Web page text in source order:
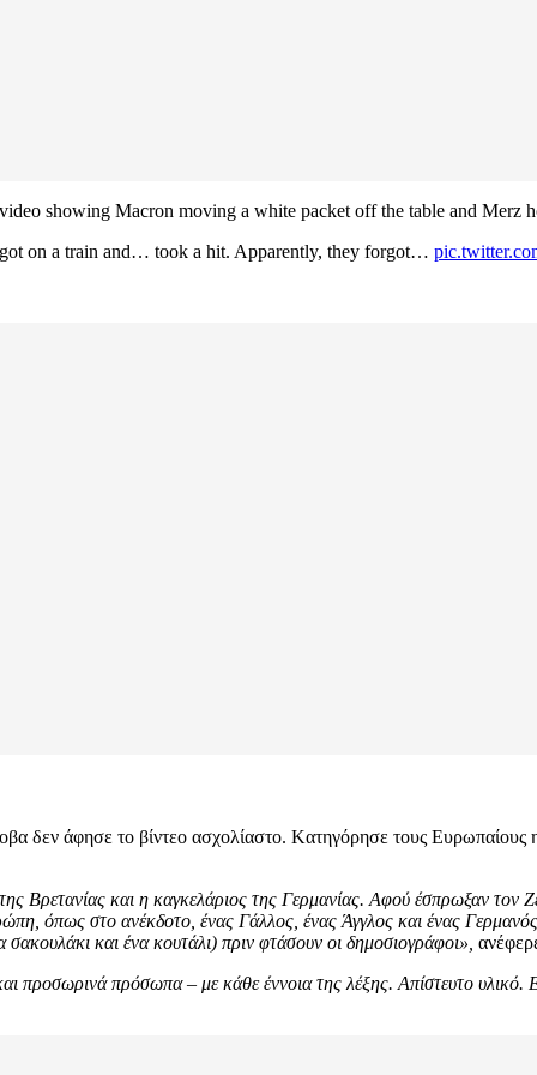
showing Macron moving a white packet off the table and Merz
on a train and… took a hit. Apparently, they forgot…
άφησε το βίντεο ασχολίαστο. Kατηγόρησε τους Ευρωπαίους
Βρετανίας και η καγκελάριος της Γερμανίας. Αφού έσπρωξαν τον
όπως στο ανέκδοτο, ένας Γάλλος, ένας Άγγλος και ένας
και ένα κουτάλι) πριν φτάσουν οι δημοσιογράφοι»,
προσωρινά πρόσωπα – με κάθε έννοια της λέξης. Απίστευτο υλικό.